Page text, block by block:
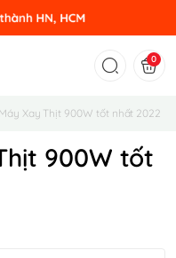
0
Xay Thịt 900W tốt nhất 2022
900W tốt